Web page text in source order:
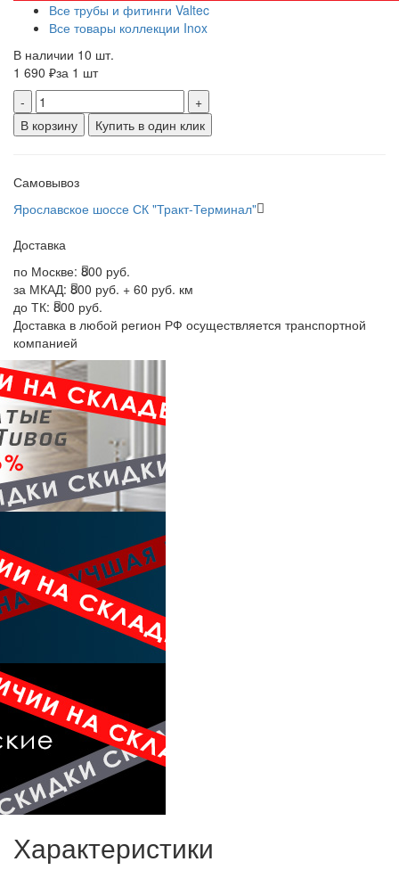
Все трубы и фитинги Valtec
Все товары коллекции Inox
В наличии 10 шт.
1 690 ₽за 1 шт
-
+
В корзину
Купить в один клик
Самовывоз
Ярославское шоссе СК "Тракт-Терминал"
Доставка
по Москве: 800 руб.
за МКАД: 800 руб. + 60 руб. км
до ТК: 800 руб.
Доставка в любой регион РФ осуществляется транспортной
компанией
Характеристики